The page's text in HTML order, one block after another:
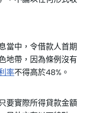
當中，令借款人首期
地帶，因為條例沒有
率不得高於48%。
要實際所得貸款金額